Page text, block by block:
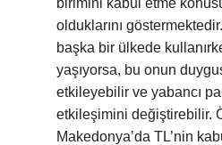
birimini kabul etme
olduklarını
başka bir ülkede
yaşıyorsa, bu onun
etkileyebilir ve yabancı
etkileşimini değiştirebilir.
Makedonya’da TL’nin